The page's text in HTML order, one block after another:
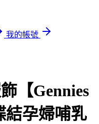
我的帳號
【Gennies
結孕婦哺乳